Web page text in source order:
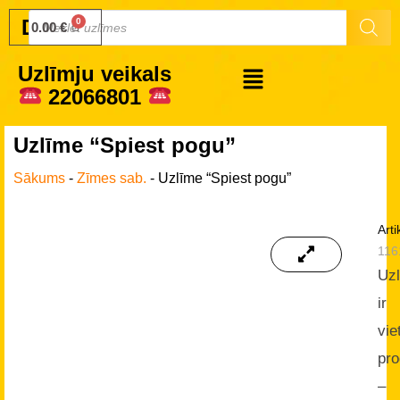
Druku.lv
0.00€
Uzlīmju veikals
22066801
Uzlīme “Spiest pogu”
Sākums - Zīmes sab. - Uzlīme “Spiest pogu”
ir
–